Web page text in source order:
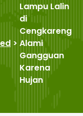
>
Lampu Lalin
di
Cengkareng
Alami
Gangguan
Karena
Hujan